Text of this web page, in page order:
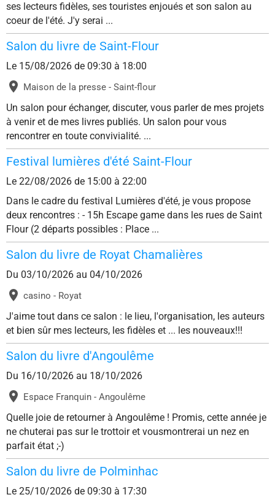
ses lecteurs fidèles, ses touristes enjoués et son salon au
coeur de l'été. J'y serai ...
Salon du livre de Saint-Flour
Le 15/08/2026 de 09:30 à 18:00
Maison de la presse - Saint-flour
Un salon pour échanger, discuter, vous parler de mes projets
à venir et de mes livres publiés. Un salon pour vous
rencontrer en toute convivialité. ...
Festival lumières d'été Saint-Flour
Le 22/08/2026 de 15:00 à 22:00
Dans le cadre du festival Lumières d'été, je vous propose
deux rencontres : - 15h Escape game dans les rues de Saint
Flour (2 départs possibles : Place ...
Salon du livre de Royat Chamalières
Du 03/10/2026 au 04/10/2026
casino - Royat
J'aime tout dans ce salon : le lieu, l'organisation, les auteurs
et bien sûr mes lecteurs, les fidèles et ... les nouveaux!!!
Salon du livre d'Angoulême
Du 16/10/2026 au 18/10/2026
Espace Franquin - Angoulême
Quelle joie de retourner à Angoulême ! Promis, cette année je
ne chuterai pas sur le trottoir et vousmontrerai un nez en
parfait état ;-)
Salon du livre de Polminhac
Le 25/10/2026 de 09:30 à 17:30